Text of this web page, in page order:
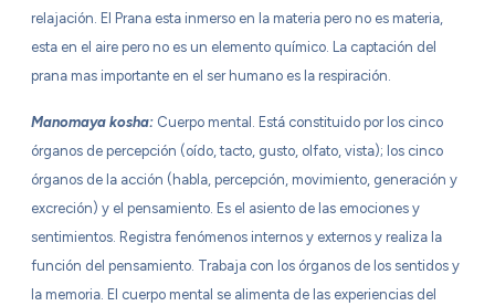
relajación. El Prana esta inmerso en la materia pero no es materia,
esta en el aire pero no es un elemento químico. La captación del
prana mas importante en el ser humano es la respiración.
Manomaya kosha: Cuerpo mental. Está constituido por los cinco
órganos de percepción (oído, tacto, gusto, olfato, vista); los cinco
órganos de la acción (habla, percepción, movimiento, generación y
excreción) y el pensamiento. Es el asiento de las emociones y
sentimientos. Registra fenómenos internos y externos y realiza la
función del pensamiento. Trabaja con los órganos de los sentidos y
la memoria. El cuerpo mental se alimenta de las experiencias del